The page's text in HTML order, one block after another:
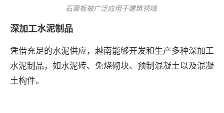
石膏板被广泛应用于建筑领域.
深加工水泥制品
凭借充足的水泥供应，越南能够开发和生产多种深加工
水泥制品，如水泥砖、免烧砌块、预制混凝土以及混凝
土构件。